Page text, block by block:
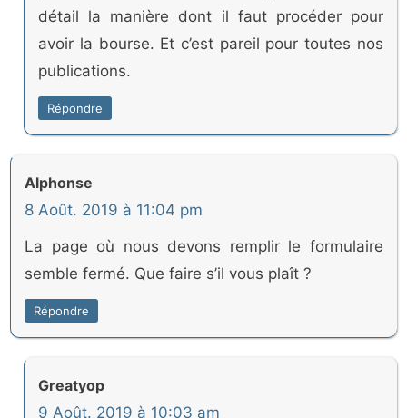
détail la manière dont il faut procéder pour
avoir la bourse. Et c’est pareil pour toutes nos
publications.
Répondre
Alphonse
8 Août. 2019 à 11:04 pm
La page où nous devons remplir le formulaire
semble fermé. Que faire s’il vous plaît ?
Répondre
Greatyop
9 Août. 2019 à 10:03 am